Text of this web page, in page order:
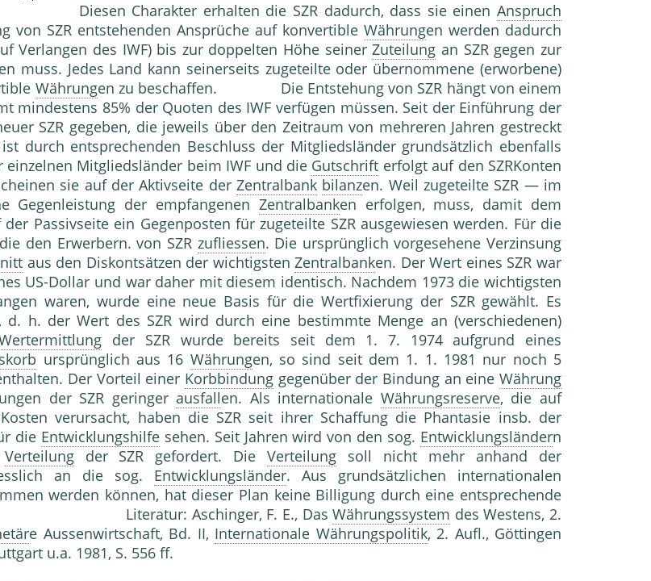
Diesen Charakter erhalten die SZR dadurch, dass sie einen Anspruch
von SZR entstehenden Ansprüche auf konvertible Währungen werden dadurch
Verlangen des IWF) bis zur doppelten Höhe seinerZuteilung an SZR gegen zur
muss. Jedes Land kann seinerseits zugeteilte oder übernommene (erworbene)
Währungen zu beschaffen. Die Entstehung von SZR hängt von einem
mindestens 85% der Quoten des IWF verfügen müssen. Seit der Einführung der
SZR gegeben, die jeweils über den Zeitraum von mehreren Jahren gestreckt
durch entsprechenden Beschluss der Mitgliedsländer grundsätzlich ebenfalls
Mitgliedsländer beim IWF und die Gutschrift erfolgt auf den SZRKonten
sie auf der Aktivseite derZentralbank bilanzen. Weil zugeteilte SZR — im
Gegenleistung der empfangenen Zentralbanken erfolgen, muss, damit dem
Passivseite ein Gegenposten für zugeteilte SZR ausgewiesen werden. Für die
den Erwerbern. von SZR zufliessen. Die ursprünglich vorgesehene Verzinsung
aus den Diskontsätzen der wichtigstenZentralbanken. Der Wert eines SZR war
US-Dollar und war daher mit diesem identisch. Nachdem 1973 die wichtigsten
waren, wurde eine neue Basis für die Wertfixierung der SZR gewählt. Es
d. h. der Wert des SZR wird durch eine bestimmte Menge an (verschiedenen)
der SZR wurde bereits seit dem 1. 7. 1974 aufgrund eines
ursprünglich aus 16 Währungen, so sind seit dem 1. 1. 1981 nur noch 5
Der Vorteil einer Korbbindunggegenüber der Bindung an eineWährung
der SZR geringer ausfallen. Als internationale Währungsreserve, die auf
verursacht, haben die SZR seit ihrer Schaffung die Phantasie insb. der
die Entwicklungshilfesehen. Seit Jahren wird von den sog. Entwicklungsländern
Verteilungder SZR gefordert. DieVerteilung soll nicht mehr anhand der
an die sog. Entwicklungsländer. Aus grundsätzlichen internationalen
werden können, hat dieser Plan keine Billigung durch eine entsprechende
Literatur: Aschinger, F. E., DasWährungssystem des Westens, 2.
e Aussenwirtschaft, Bd. II, Internationale Währungspolitik, 2. Aufl., Göttingen
u.a. 1981, S. 556 ff.